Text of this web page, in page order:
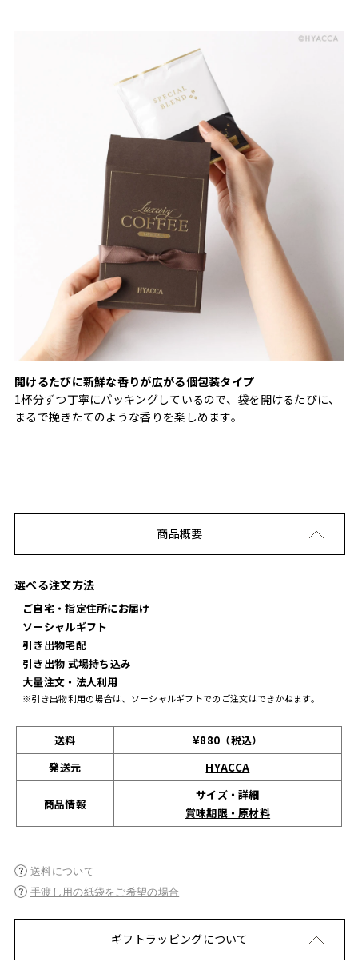
開けるたびに新鮮な香りが広がる個包装タイプ
1杯分ずつ丁寧にパッキングしているので、袋を開けるたびに、
まるで挽きたてのような香りを楽しめます。
商品概要
選べる注文方法
ご自宅・指定住所にお届け
ソーシャルギフト
引き出物宅配
引き出物 式場持ち込み
大量注文・法人利用
※引き出物利用の場合は、ソーシャルギフトでのご注文はできかねます。
送料
¥880（税込）
発送元
HYACCA
商品情報
サイズ・詳細
賞味期限・原材料
送料について
手渡し用の紙袋をご希望の場合
ギフトラッピングについて